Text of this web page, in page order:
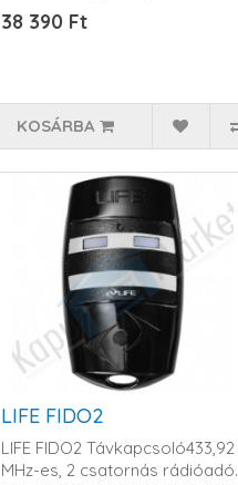
38 390 Ft
KOSÁRBA
LIFE FIDO2
LIFE FIDO2 Távkapcsoló433,92
MHz-es, 2 csatornás rádióadó.